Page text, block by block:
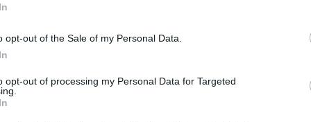
opt-out of the Sale of my Personal Data.
opt-out of processing my Personal Data for Targeted
έχουν οι επιτυχημένες σειρές"!